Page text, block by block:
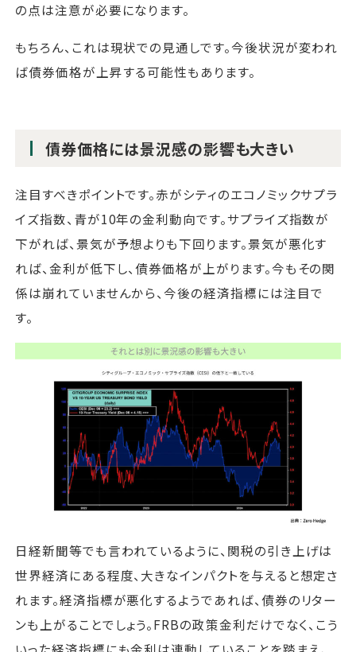
の点は注意が必要になります。
もちろん、これは現状での見通しです。今後状況が変われ
ば債券価格が上昇する可能性もあります。
債券価格には景況感の影響も大きい
注目すべきポイントです。赤がシティのエコノミックサプラ
イズ指数、青が10年の金利動向です。サプライズ指数が
下がれば、景気が予想よりも下回ります。景気が悪化す
れば、金利が低下し、債券価格が上がります。今もその関
係は崩れていませんから、今後の経済指標には注目で
す。
日経新聞等でも言われているように、関税の引き上げは
世界経済にある程度、大きなインパクトを与えると想定さ
れます。経済指標が悪化するようであれば、債券のリター
ンも上がることでしょう。FRBの政策金利だけでなく、こう